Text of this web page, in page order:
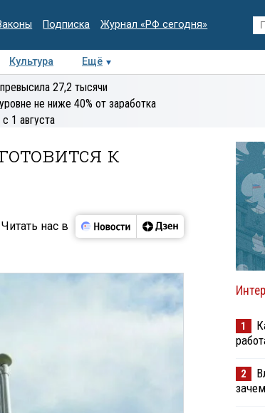
Подписка Журнал «РФ сегодня»
Культура Ещё
Колумнисты
экспертиза
27,2 тысячи
не ниже 40% от заработка
1 августа
к
Читать нас в
1
2